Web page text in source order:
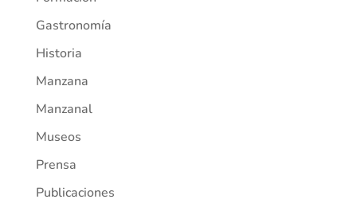
Gastronomía
Historia
Manzana
Manzanal
Museos
Prensa
Publicaciones